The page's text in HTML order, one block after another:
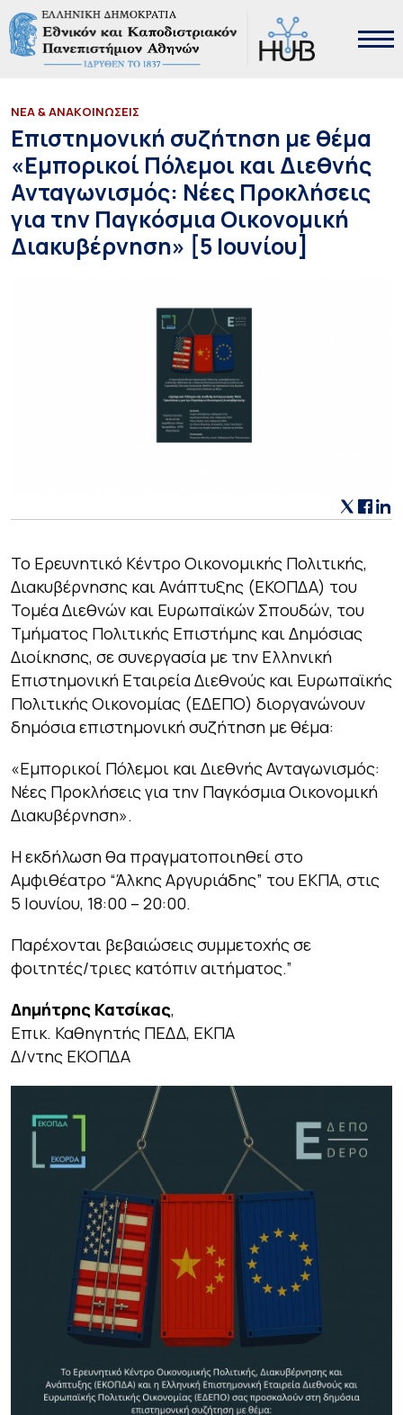
ΝΕΑ & ΑΝΑΚΟΙΝΩΣΕΙΣ
Επιστημονική συζήτηση με θέμα
«Εμπορικοί Πόλεμοι και Διεθνής
Ανταγωνισμός: Νέες Προκλήσεις
για την Παγκόσμια Οικονομική
Διακυβέρνηση» [5 Ιουνίου]
Το Ερευνητικό Κέντρο Οικονομικής Πολιτικής,
Διακυβέρνησης και Ανάπτυξης (ΕΚΟΠΔΑ) του
Τομέα Διεθνών και Ευρωπαϊκών Σπουδών, του
Τμήματος Πολιτικής Επιστήμης και Δημόσιας
Διοίκησης, σε συνεργασία με την Ελληνική
Επιστημονική Εταιρεία Διεθνούς και Ευρωπαϊκής
Πολιτικής Οικονομίας (ΕΔΕΠΟ) διοργανώνουν
δημόσια επιστημονική συζήτηση με θέμα:
«Εμπορικοί Πόλεμοι και Διεθνής Ανταγωνισμός:
Νέες Προκλήσεις για την Παγκόσμια Οικονομική
Διακυβέρνηση».
Η εκδήλωση θα πραγματοποιηθεί στο
Αμφιθέατρο “Άλκης Αργυριάδης” του ΕΚΠΑ, στις
5 Ιουνίου, 18:00 – 20:00.
Παρέχονται βεβαιώσεις συμμετοχής σε
φοιτητές/τριες κατόπιν αιτήματος.”
Δημήτρης Κατσίκας,
Επικ. Καθηγητής ΠΕΔΔ, ΕΚΠΑ
Δ/ντης ΕΚΟΠΔΑ